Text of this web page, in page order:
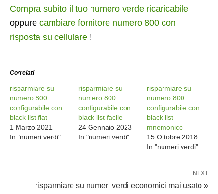
Compra subito il tuo numero verde ricaricabile
oppure cambiare fornitore numero 800 con
risposta su cellulare !
Correlati
risparmiare su
numero 800
configurabile con
black list flat
1 Marzo 2021
In "numeri verdi"
risparmiare su
numero 800
configurabile con
black list facile
24 Gennaio 2023
In "numeri verdi"
risparmiare su
numero 800
configurabile con
black list
mnemonico
15 Ottobre 2018
In "numeri verdi"
NEXT
risparmiare su numeri verdi economici mai usato »